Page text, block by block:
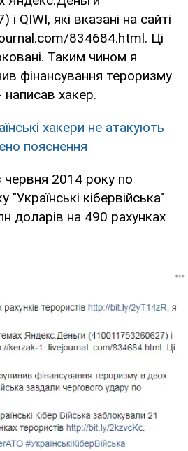
QIWI, які вказані на сайті
834684.html. Ці
Таким чином я
фінансування тероризму
хакер.
хакери не атакують
пояснення
2014 року по
кібервійська"
доларів на 490 рахунках